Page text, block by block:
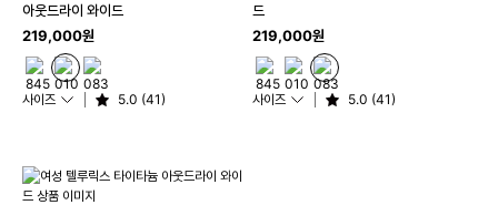
아웃드라이 와이드
219,000원
사이즈 5.0 (41)
드
219,000원
사이즈 5.0 (41)